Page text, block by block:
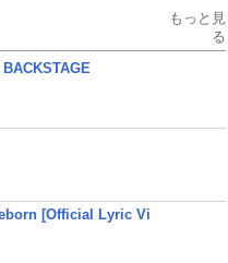
もっと見
る
[Official Lyric Vi